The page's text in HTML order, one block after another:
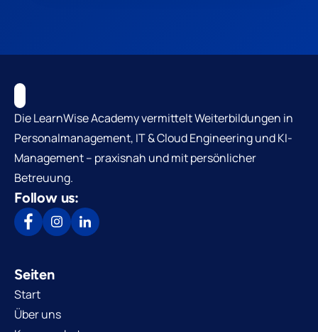
Die LearnWise Academy vermittelt Weiterbildungen in
Personalmanagement, IT & Cloud Engineering und KI-
Management – praxisnah und mit persönlicher
Betreuung.
Follow us:
Seiten
Start
Über uns